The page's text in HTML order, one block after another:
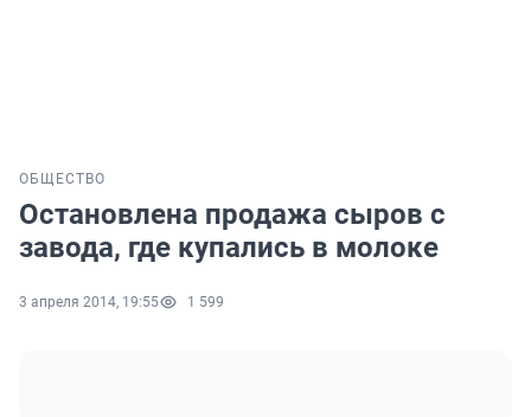
ОБЩЕСТВО
Остановлена продажа сыров с
завода, где купались в молоке
3 апреля 2014, 19:55 1 599